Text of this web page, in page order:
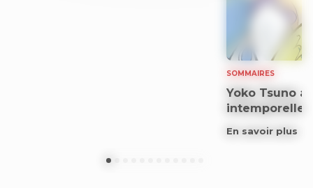
SOMMAIRES
Yoko Tsuno
intemporelle
En savoir plus